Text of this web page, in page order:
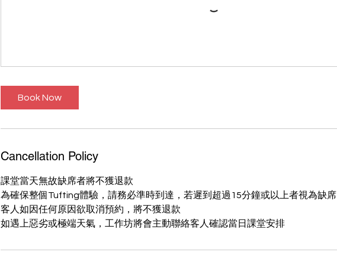
Book Now
Cancellation Policy
課堂當天無故缺席者將不獲退款
為確保整個Tufting體驗，請務必準時到達，若遲到超過15分鐘或以上者視為缺席
客人如因任何原因欲取消預約，將不獲退款
如遇上惡劣或極端天氣，工作坊將會主動聯絡客人確認當日課堂安排